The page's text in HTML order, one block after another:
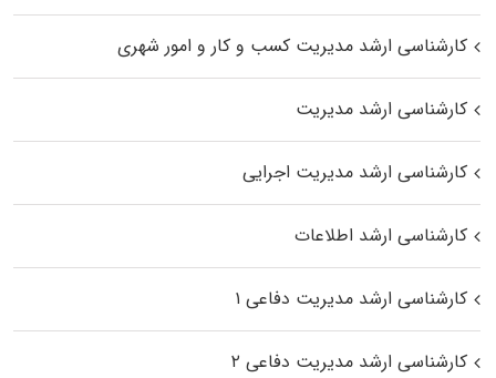
کارشناسی ارشد مدیریت کسب و کار و امور شهری
کارشناسی ارشد مدیریت
کارشناسی ارشد مدیریت اجرایی
کارشناسی ارشد اطلاعات
کارشناسی ارشد مدیریت دفاعی ۱
کارشناسی ارشد مدیریت دفاعی ۲